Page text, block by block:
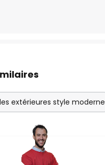
extérieures style moderne